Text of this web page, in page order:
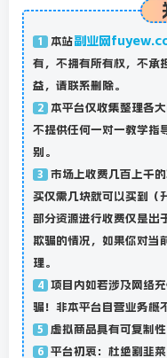
1 本站副业网
有，不拥有所有权，不承
益，请联系删除。
2 本平台仅收集整理各大
不提供任何一对一教学指
别。
3 市场上收费几百上千
买仅需几块就可以买到（
部分资源进行收费仅是出
欺骗的情况，如果你对当
理。
4 项目内如若涉及网络
骗！非本平台自营业务概
5 虚拟商品具有可复制
6 平台初衷：杜绝割韭菜